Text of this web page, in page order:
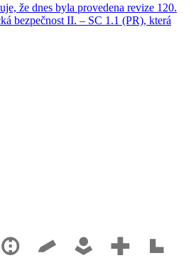
že dnes byla provedena revize 120.
bezpečnost II. – SC 1.1 (PR), která